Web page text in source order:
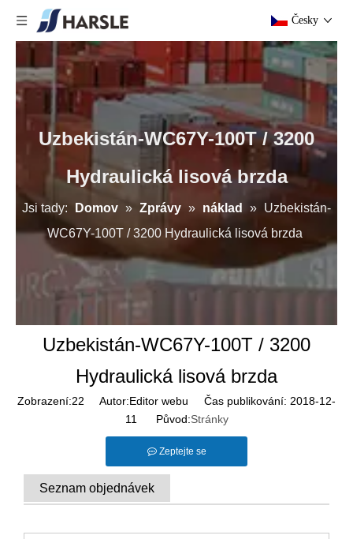
Česky
Uzbekistán-WC67Y-100T / 3200
Hydraulická lisová brzda
Jsi tady: Domov » Zprávy » náklad » Uzbekistán-
WC67Y-100T / 3200 Hydraulická lisová brzda
Uzbekistán-WC67Y-100T / 3200
Hydraulická lisová brzda
Zobrazení:22 Autor:Editor webu Čas publikování: 2018-12-
11 Původ:Stránky
Zeptejte se
Seznam objednávek